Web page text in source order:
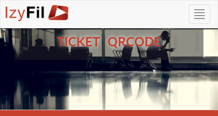
TICKET QRCODE